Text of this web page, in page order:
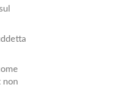
non